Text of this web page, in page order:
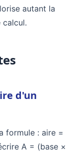
autant la
calcul.
d'un
formule : aire =
A = (base ×